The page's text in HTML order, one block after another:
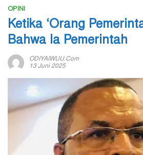
OPINI
Ketika ‘Orang
Bahwa Ia Pemerintah
ODIYAIWUU.com
13 Juni 2025